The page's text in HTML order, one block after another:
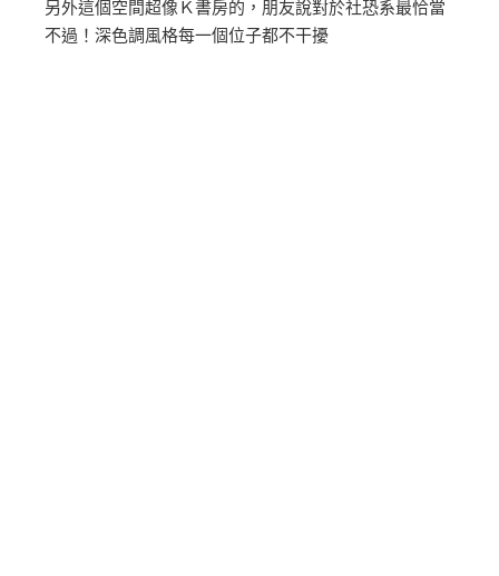
另外這個空間超像Ｋ書房的，朋友說對於社恐系最恰當
不過！深色調風格每一個位子都不干擾